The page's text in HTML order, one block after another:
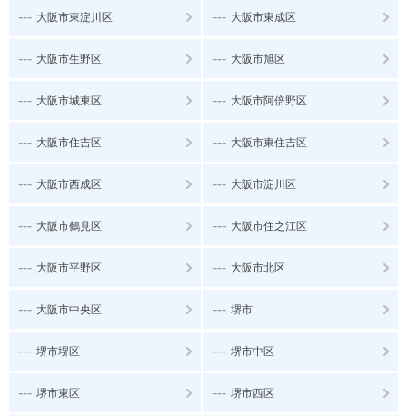
--- 大阪市東淀川区 --- 大阪市東成区
--- 大阪市生野区 --- 大阪市旭区
--- 大阪市城東区 --- 大阪市阿倍野区
--- 大阪市住吉区 --- 大阪市東住吉区
--- 大阪市西成区 --- 大阪市淀川区
--- 大阪市鶴見区 --- 大阪市住之江区
--- 大阪市平野区 --- 大阪市北区
--- 大阪市中央区 --- 堺市
--- 堺市堺区 --- 堺市中区
--- 堺市東区 --- 堺市西区